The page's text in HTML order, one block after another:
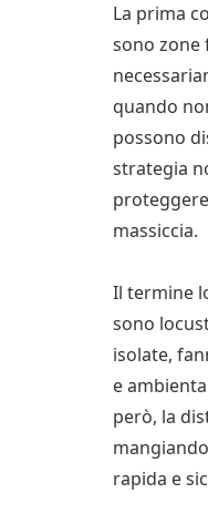
La prima
sono zone
quando
possono
strategia
massiccia.
Il termine
sono
isolate,
e
però, la
rapida e